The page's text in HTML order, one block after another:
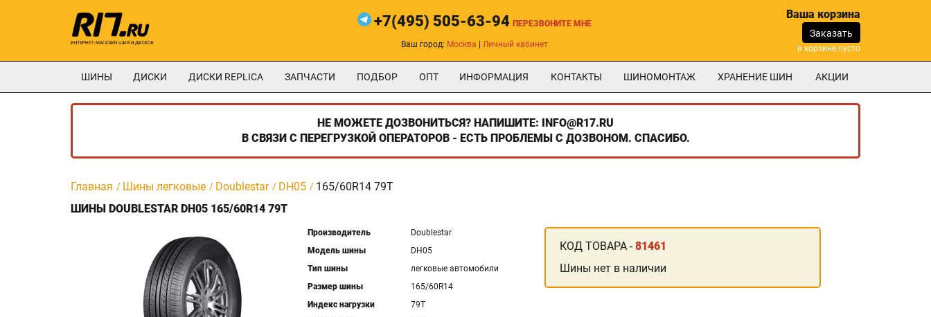
+7(495) 505-63-94 ПЕРЕЗВОНИТЕ МНЕ
Ваш город: Москва Личный кабинет
Ваша корзина
Заказать
в корзине пусто
ШИНЫ ДИСКИ ДИСКИ REPLICA ЗАПЧАСТИ ПОДБОР ОПТ ИНФОРМАЦИЯ КОНТАКТЫ ШИНОМОНТАЖ ХРАНЕНИЕ ШИН АКЦИИ
НЕ МОЖЕТЕ ДОЗВОНИТЬСЯ? НАПИШИТЕ: INFO@R17.RU
В СВЯЗИ С ПЕРЕГРУЗКОЙ ОПЕРАТОРОВ - ЕСТЬ ПРОБЛЕМЫ С ДОЗВОНОМ. СПАСИБО.
Главная Шины легковые Doublestar DH05
165/60R14 79T
ШИНЫ DOUBLESTAR DH05 165/60R14 79T
Производитель
Doublestar
Модель шины
DH05
Тип шины
легковые автомобили
Размер шины
165/60R14
Индекс нагрузки
79T
КОД ТОВАРА -81461
Шины нет в наличии